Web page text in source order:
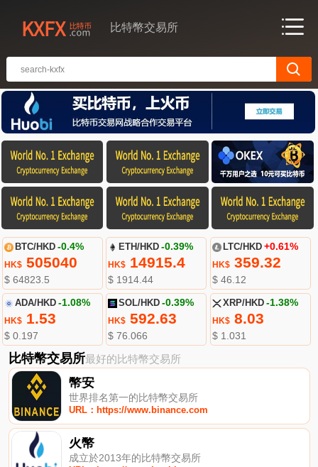
比特幣交易所
BTC/HKD -0.4%
HK$505040
$ 64823.5
ETH/HKD -0.39%
HK$ 14915.4
$ 1914.44
LTC/HKD +0.61%
HK$359.32
$ 46.12
ADA/HKD -1.08%
HK$1.53
$ 0.197
SOL/HKD -0.39%
HK$ 592.63
$ 76.066
XRP/HKD -1.38%
HK$8.03
$ 1.031
比特幣交易所最好的比特幣交易所
幣安
世界排名第一的比特幣交易所
URL：https://www.binance.com
火幣
成立於2013年的比特幣交易所